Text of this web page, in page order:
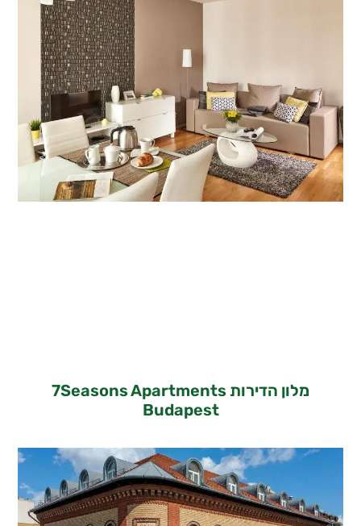
מלון הדירות 7Seasons Apartments
Budapest